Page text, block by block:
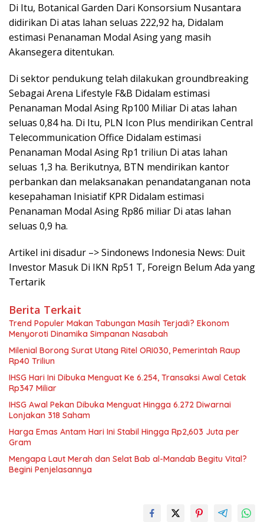
Di Itu, Botanical Garden Dari Konsorsium Nusantara
didirikan Di atas lahan seluas 222,92 ha, Didalam
estimasi Penanaman Modal Asing yang masih
Akansegera ditentukan.
Di sektor pendukung telah dilakukan groundbreaking
Sebagai Arena Lifestyle F&B Didalam estimasi
Penanaman Modal Asing Rp100 Miliar Di atas lahan
seluas 0,84 ha. Di Itu, PLN Icon Plus mendirikan Central
Telecommunication Office Didalam estimasi
Penanaman Modal Asing Rp1 triliun Di atas lahan
seluas 1,3 ha. Berikutnya, BTN mendirikan kantor
perbankan dan melaksanakan penandatanganan nota
kesepahaman Inisiatif KPR Didalam estimasi
Penanaman Modal Asing Rp86 miliar Di atas lahan
seluas 0,9 ha.
Artikel ini disadur –> Sindonews Indonesia News: Duit
Investor Masuk Di IKN Rp51 T, Foreign Belum Ada yang
Tertarik
Berita Terkait
Trend Populer Makan Tabungan Masih Terjadi? Ekonom
Menyoroti Dinamika Simpanan Nasabah
Milenial Borong Surat Utang Ritel ORI030, Pemerintah Raup
Rp40 Triliun
IHSG Hari Ini Dibuka Menguat Ke 6.254, Transaksi Awal Cetak
Rp347 Miliar
IHSG Awal Pekan Dibuka Menguat Hingga 6.272 Diwarnai
Lonjakan 318 Saham
Harga Emas Antam Hari Ini Stabil Hingga Rp2,603 Juta per
Gram
Mengapa Laut Merah dan Selat Bab al-Mandab Begitu Vital?
Begini Penjelasannya